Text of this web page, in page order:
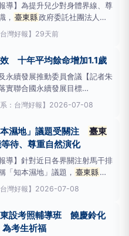
導】為提升兒少對身體界線、尊
， 臺東縣政府委託社團法人台
理「性不幸由你－圖畫標語徵
作品，日前舉辦頒獎典禮暨成
圖畫與標語，表達對身體自主權
灣好報】 29天前
十年平均餘命增加1.1歲
永續發展推動委員會議【記者朱
實聯合國永續發展目標
政府今（8）日召開「115年
推動委員會議」。會議由總召
家級專家領航，臺東縣 老
：台灣好報】 2026-07-08
濕地」議題受關注
臺東
待、尊重自然演化
導】針對近日各界關注射馬干排
「知本濕地」議題， 臺東縣政
極端氣候影響，短延時強降
及強度均明顯增加，防洪排水工
降低聚落、道路及農地積淹水風
灣好報】 2026-07-08
設考照輔導班 饒慶鈴化
考生祈福